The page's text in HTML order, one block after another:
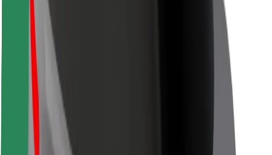
Безпека електросамокатів
Лабораторія безпеки
Міста
Розташування
Міські рішення